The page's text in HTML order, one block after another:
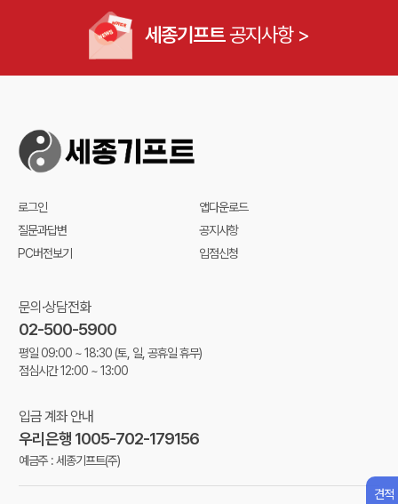
세종기프트공지사항 >
로그인
앱다운로드
질문과답변
공지사항
PC버전보기
입점신청
문의·상담전화
02-500-5900
평일 09:00 ~ 18:30(토, 일, 공휴일 휴무)
점심시간 12:00 ~ 13:00
입금 계좌 안내
우리은행 1005-702-179156
예금주 : 세종기프트(주)
견적